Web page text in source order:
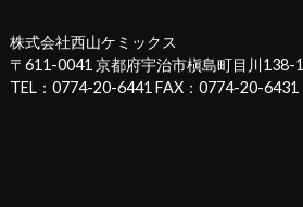
株式会社西山ケミックス
〒611-0041 京都府宇治市槇島町目川138-1
TEL：0774-20-6441 FAX：0774-20-6431